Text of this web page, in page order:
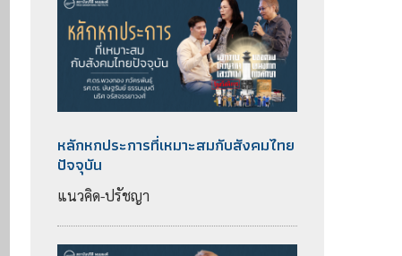
หลักหกประการที่เหมาะสมกับสังคมไทย
ปัจจุบัน
แนวคิด-ปรัชญา